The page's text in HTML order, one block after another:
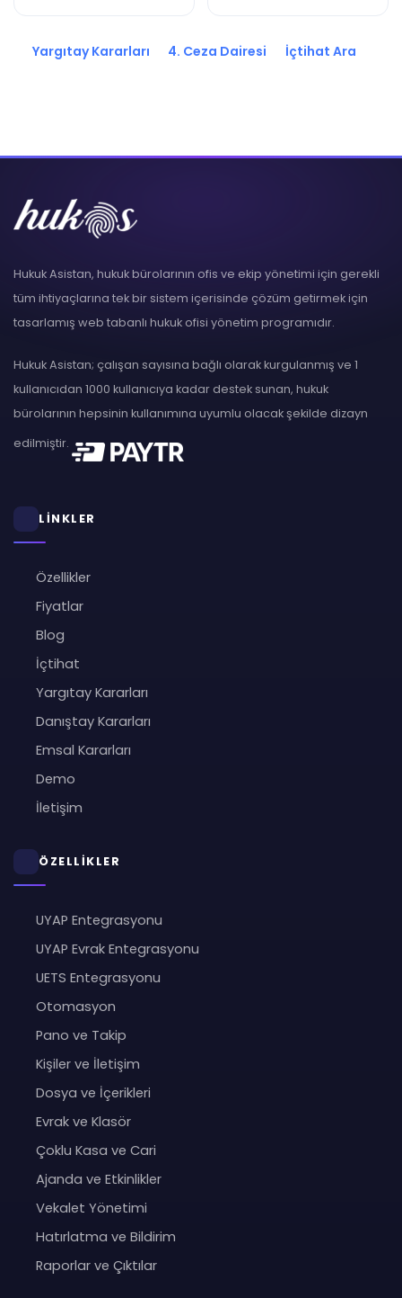
Yargıtay Kararları 4. Ceza Dairesi İçtihat Ara
Hukuk Asistan, hukuk bürolarının ofis ve ekip yönetimi için gerekli
tüm ihtiyaçlarına tek bir sistem içerisinde çözüm getirmek için
tasarlamış web tabanlı hukuk ofisi yönetim programıdır.
Hukuk Asistan; çalışan sayısına bağlı olarak kurgulanmış ve 1
kullanıcıdan 1000 kullanıcıya kadar destek sunan, hukuk
bürolarının hepsinin kullanımına uyumlu olacak şekilde dizayn
edilmiştir.
LİNKLER
Özellikler
Fiyatlar
Blog
İçtihat
Yargıtay Kararları
Danıştay Kararları
Emsal Kararları
Demo
İletişim
ÖZELLİKLER
UYAP Entegrasyonu
UYAP Evrak Entegrasyonu
UETS Entegrasyonu
Otomasyon
Pano ve Takip
Kişiler ve İletişim
Dosya ve İçerikleri
Evrak ve Klasör
Çoklu Kasa ve Cari
Ajanda ve Etkinlikler
Vekalet Yönetimi
Hatırlatma ve Bildirim
Raporlar ve Çıktılar